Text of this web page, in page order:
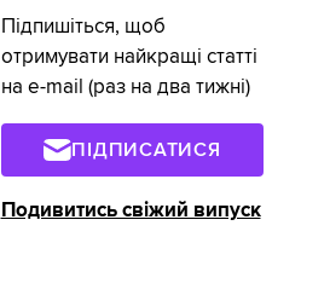
Підпишіться, щоб
отримувати найкращі статті
на e-mail (раз на два тижні)
ПІДПИСАТИСЯ
Подивитись свіжий випуск